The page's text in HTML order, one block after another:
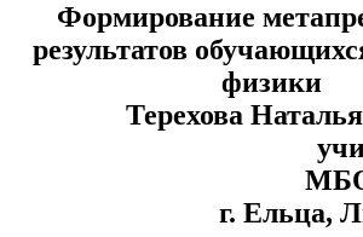
Формирование
результатов
физики
Терехова
г. Ельца,